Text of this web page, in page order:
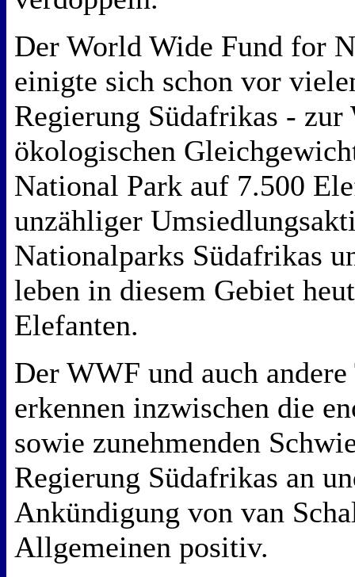
Der World Wide Fund for
einigte sich schon vor
Regierung Südafrikas - zur
ökologischen
National Park auf 7.500
unzähliger
Nationalparks Südafrikas
leben in diesem Gebiet
Elefanten.
Der WWF und auch
erkennen inzwischen die
sowie zunehmenden
Regierung Südafrikas an
Ankündigung von van
Allgemeinen positiv.